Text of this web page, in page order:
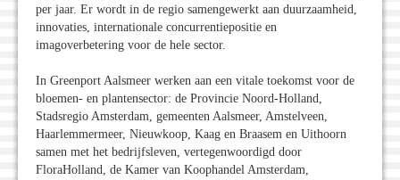
per jaar. Er wordt in de regio samengewerkt aan duurzaamheid,
innovaties, internationale concurrentiepositie en
imagoverbetering voor de hele sector.
In Greenport Aalsmeer werken aan een vitale toekomst voor de
bloemen- en plantensector: de Provincie Noord-Holland,
Stadsregio Amsterdam, gemeenten Aalsmeer, Amstelveen,
Haarlemmermeer, Nieuwkoop, Kaag en Braasem en Uithoorn
samen met het bedrijfsleven, vertegenwoordigd door
FloraHolland, de Kamer van Koophandel Amsterdam,